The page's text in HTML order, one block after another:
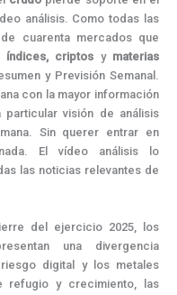
m
p
análisis. Como todas las
cuarenta mercados que
índices, criptos y materias
y Previsión Semanal.
con la mayor información
visión de análisis
Sin querer entrar en
El vídeo análisis lo
las noticias relevantes de
del ejercicio 2025, los
una divergencia
digital y los metales
refugio y crecimiento, las